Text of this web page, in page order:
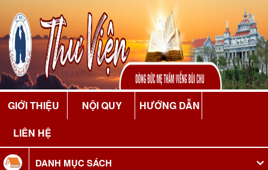
GIỚI THIỆU NỘI QUY
HƯỚNG DẪN
LIÊN HỆ
DANH MỤC SÁCH